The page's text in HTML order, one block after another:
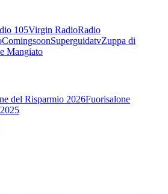
105Virgin RadioRadio
ComingsoonSuperguidatvZuppa di
Mangiato
del Risparmio 2026Fuorisalone